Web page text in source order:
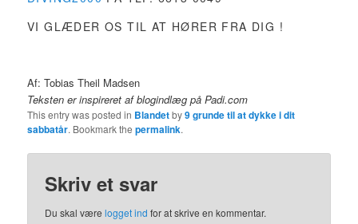
VI GLÆDER OS TIL AT HØRER FRA DIG !
Af: Tobias Theil Madsen
Teksten er inspireret af blogindlæg på Padi.com
This entry was posted in Blandetby9 grunde til at dykke i dit
sabbatår. Bookmark thepermalink.
Skriv et svar
Du skal værelogget ind for at skrive en kommentar.